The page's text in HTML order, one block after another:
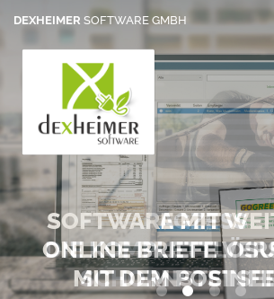
DEXHEIMER SOFTWARE GMBH
AGZESS
DIE
SOFTWARE MIT
ONLINE BRIEFE
MIT DEM 0 1 2 3